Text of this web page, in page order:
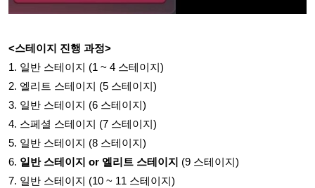
<스테이지 진행 과정>
1. 일반 스테이지 (1 ~ 4 스테이지)
2. 엘리트 스테이지 (5 스테이지)
3. 일반 스테이지 (6 스테이지)
4. 스페셜 스테이지 (7 스테이지)
5. 일반 스테이지 (8 스테이지)
6. 일반 스테이지 or 엘리트 스테이지 (9 스테이지)
7. 일반 스테이지 (10 ~ 11 스테이지)